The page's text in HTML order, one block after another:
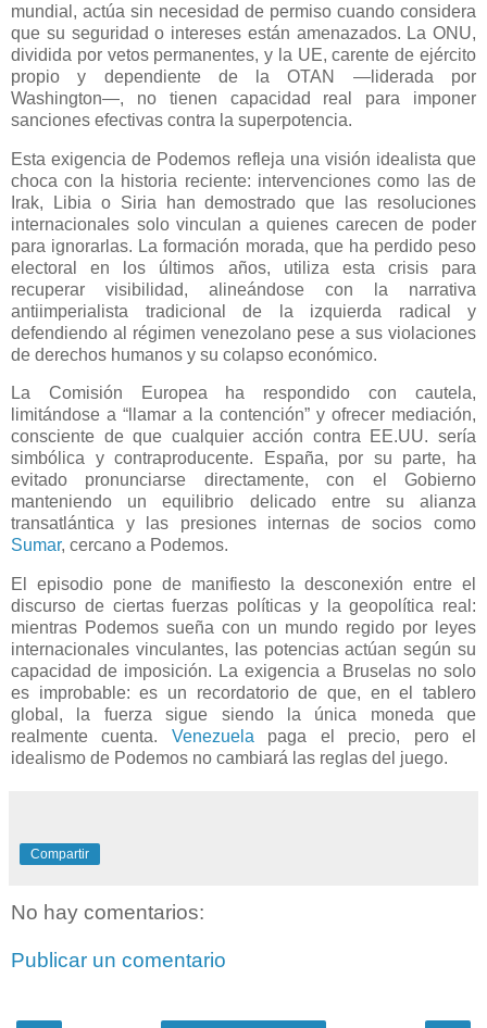
mundial, actúa sin necesidad de permiso cuando considera
que su seguridad o intereses están amenazados. La ONU,
dividida por vetos permanentes, y la UE, carente de ejército
propio y dependiente de la OTAN —liderada por
Washington—, no tienen capacidad real para imponer
sanciones efectivas contra la superpotencia.
Esta exigencia de Podemos refleja una visión idealista que
choca con la historia reciente: intervenciones como las de
Irak, Libia o Siria han demostrado que las resoluciones
internacionales solo vinculan a quienes carecen de poder
para ignorarlas. La formación morada, que ha perdido peso
electoral en los últimos años, utiliza esta crisis para
recuperar visibilidad, alineándose con la narrativa
antiimperialista tradicional de la izquierda radical y
defendiendo al régimen venezolano pese a sus violaciones
de derechos humanos y su colapso económico.
La Comisión Europea ha respondido con cautela,
limitándose a “llamar a la contención” y ofrecer mediación,
consciente de que cualquier acción contra EE.UU. sería
simbólica y contraproducente. España, por su parte, ha
evitado pronunciarse directamente, con el Gobierno
manteniendo un equilibrio delicado entre su alianza
transatlántica y las presiones internas de socios como
Sumar, cercano a Podemos.
El episodio pone de manifiesto la desconexión entre el
discurso de ciertas fuerzas políticas y la geopolítica real:
mientras Podemos sueña con un mundo regido por leyes
internacionales vinculantes, las potencias actúan según su
capacidad de imposición. La exigencia a Bruselas no solo
es improbable: es un recordatorio de que, en el tablero
global, la fuerza sigue siendo la única moneda que
realmente cuenta. Venezuela paga el precio, pero el
idealismo de Podemos no cambiará las reglas del juego.
Compartir
No hay comentarios:
Publicar un comentario